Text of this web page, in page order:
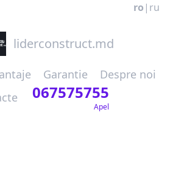
ro | ru
liderconstruct.md
Garantie
Despre noi
067575755
Apel